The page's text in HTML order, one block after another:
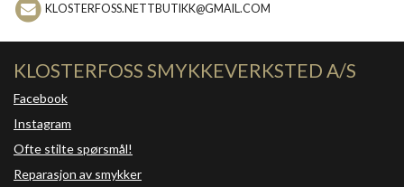
KLOSTERFOSS.NETTBUTIKK@GMAIL.COM
KLOSTERFOSS SMYKKEVERKSTED A/S
Facebook
Instagram
Ofte stilte spørsmål!
Reparasjon av smykker